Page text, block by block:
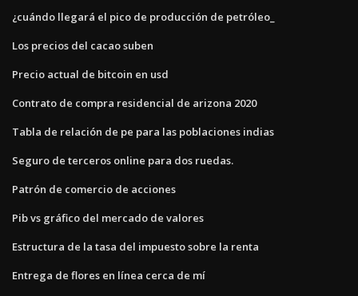
¿cuándo llegará el pico de producción de petróleo_
Los precios del cacao suben
Precio actual de bitcoin en usd
Contrato de compra residencial de arizona 2020
Tabla de relación de pe para las poblaciones indias
Seguro de terceros online para dos ruedas.
Patrón de comercio de acciones
Pib vs gráfico del mercado de valores
Estructura de la tasa del impuesto sobre la renta
Entrega de flores en línea cerca de mí